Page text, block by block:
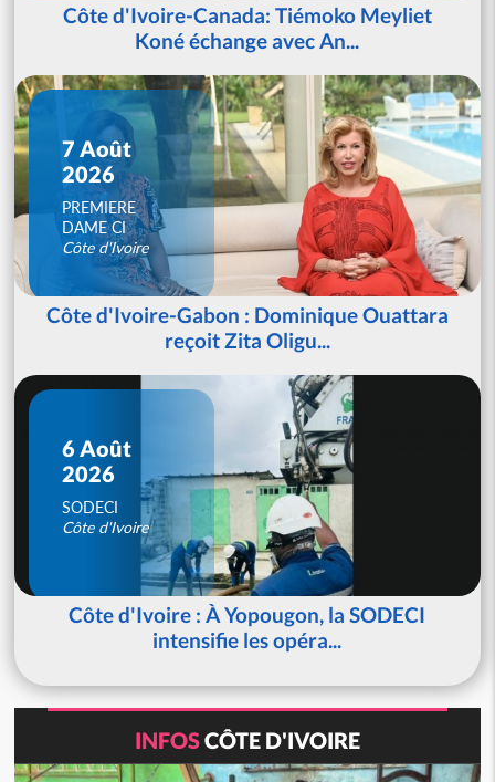
Côte d'Ivoire-Canada: Tiémoko Meyliet
Koné échange avec An...
7 Août
2026
PREMIERE
DAME CI
Côte d'Ivoire
Côte d'Ivoire-Gabon : Dominique Ouattara
reçoit Zita Oligu...
6 Août
2026
SODECI
Côte d'Ivoire
Côte d'Ivoire : À Yopougon, la SODECI
intensifie les opéra...
INFOSCÔTE D'IVOIRE